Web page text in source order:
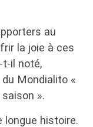
au
la joie à ces
t-il noté,
Mondialito «
».
longue histoire.